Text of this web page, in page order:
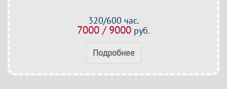
320/600 час.
7000 / 9000 руб.
Подробнее